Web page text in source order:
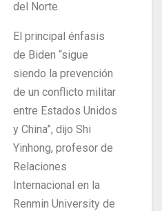
del Norte.
El principal énfasis
de Biden “sigue
siendo la prevención
de un conflicto militar
entre Estados Unidos
y China”, dijo Shi
Yinhong, profesor de
Relaciones
Internacional en la
Renmin University de